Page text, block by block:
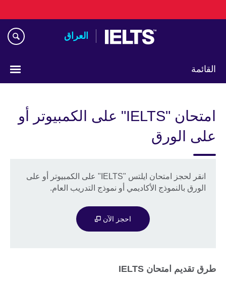
to
العراق
القائمة
امتحان "IELTS" على الكمبيوتر أو
على الورق
انقر لحجز امتحان ايلتس "IELTS" على الكمبيوتر أو على
الورق بالنموذج الأكاديمي أو نموذج التدريب العام.
احجز الآن
طرق تقديم امتحان IELTS